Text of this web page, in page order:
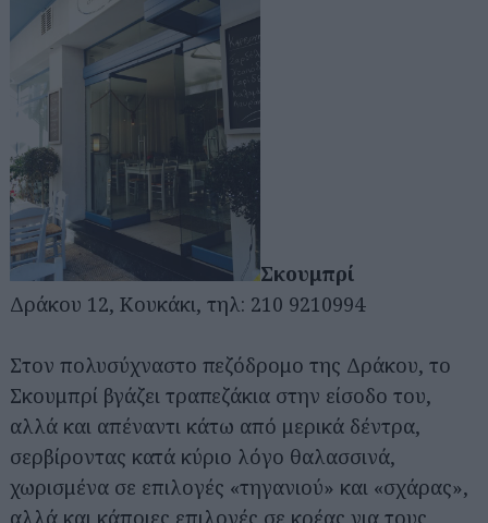
Σκουμπρί
Δράκου 12, Κουκάκι, τηλ: 210 9210994
Στον πολυσύχναστο πεζόδρομο της Δράκου, το
Σκουμπρί βγάζει τραπεζάκια στην είσοδο του,
αλλά και απέναντι κάτω από μερικά δέντρα,
σερβίροντας κατά κύριο λόγο θαλασσινά,
χωρισμένα σε επιλογές «τηγανιού» και «σχάρας»,
αλλά και κάποιες επιλογές σε κρέας για τους